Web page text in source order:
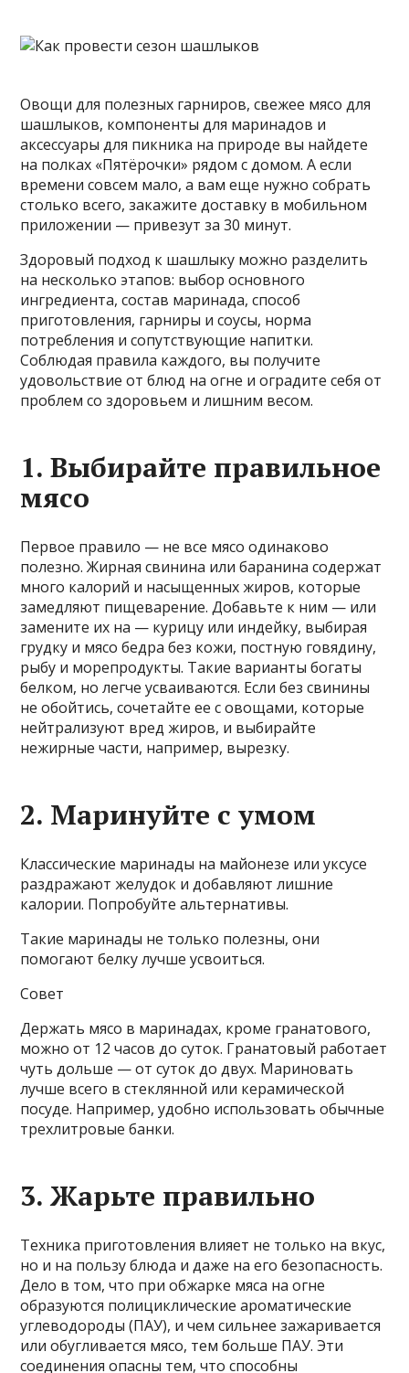
Овощи для полезных гарниров, свежее мясо для
шашлыков, компоненты для маринадов и
аксессуары для пикника на природе вы найдете
на полках «Пятёрочки» рядом с домом. А если
времени совсем мало, а вам еще нужно собрать
столько всего, закажите доставку в мобильном
приложении — привезут за 30 минут.
Здоровый подход к шашлыку можно разделить
на несколько этапов: выбор основного
ингредиента, состав маринада, способ
приготовления, гарниры и соусы, норма
потребления и сопутствующие напитки.
Соблюдая правила каждого, вы получите
удовольствие от блюд на огне и оградите себя от
проблем со здоровьем и лишним весом.
1. Выбирайте правильное
мясо
Первое правило — не все мясо одинаково
полезно. Жирная свинина или баранина содержат
много калорий и насыщенных жиров, которые
замедляют пищеварение. Добавьте к ним — или
замените их на — курицу или индейку, выбирая
грудку и мясо бедра без кожи, постную говядину,
рыбу и морепродукты. Такие варианты богаты
белком, но легче усваиваются. Если без свинины
не обойтись, сочетайте ее с овощами, которые
нейтрализуют вред жиров, и выбирайте
нежирные части, например, вырезку.
2. Маринуйте с умом
Классические маринады на майонезе или уксусе
раздражают желудок и добавляют лишние
калории. Попробуйте альтернативы.
Такие маринады не только полезны, они
помогают белку лучше усвоиться.
Совет
Держать мясо в маринадах, кроме гранатового,
можно от 12 часов до суток. Гранатовый работает
чуть дольше — от суток до двух. Мариновать
лучше всего в стеклянной или керамической
посуде. Например, удобно использовать обычные
трехлитровые банки.
3. Жарьте правильно
Техника приготовления влияет не только на вкус,
но и на пользу блюда и даже на его безопасность.
Дело в том, что при обжарке мяса на огне
образуются полициклические ароматические
углеводороды (ПАУ), и чем сильнее зажаривается
или обугливается мясо, тем больше ПАУ. Эти
соединения опасны тем, что способны